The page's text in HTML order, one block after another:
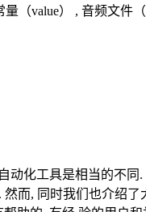
（value） , 音频文
化工具是相当的不
而, 同时我们也介绍